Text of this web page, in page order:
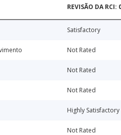
REVISÃO DA RCI:
Satisfactory
Not Rated
Not Rated
Not Rated
Highly Satisfactory
Not Rated